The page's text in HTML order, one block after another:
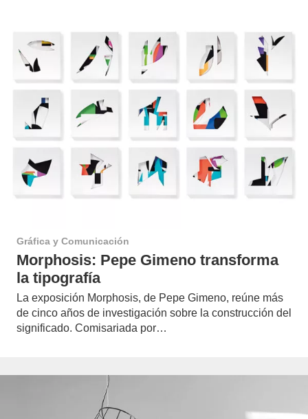
Gráfica y Comunicación
Morphosis: Pepe Gimeno transforma
la tipografía
La exposición Morphosis, de Pepe Gimeno, reúne más
de cinco años de investigación sobre la construcción del
significado. Comisariada por…